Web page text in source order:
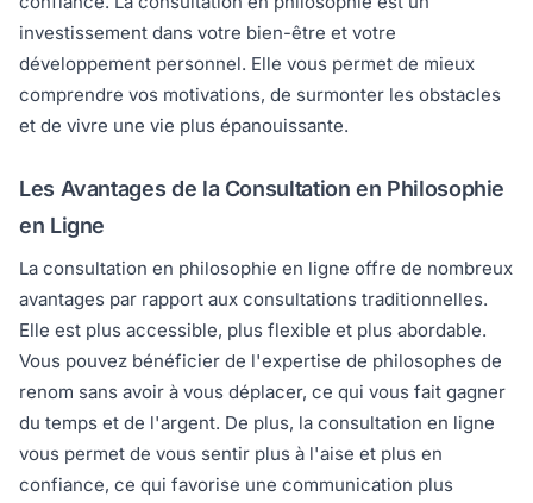
investissement dans votre bien-être et votre
développement personnel. Elle vous permet de mieux
comprendre vos motivations, de surmonter les obstacles
et de vivre une vie plus épanouissante.
Les Avantages de la Consultation en Philosophie
en Ligne
La consultation en philosophie en ligne offre de nombreux
avantages par rapport aux consultations traditionnelles.
Elle est plus accessible, plus flexible et plus abordable.
Vous pouvez bénéficier de l'expertise de philosophes de
renom sans avoir à vous déplacer, ce qui vous fait gagner
du temps et de l'argent. De plus, la consultation en ligne
vous permet de vous sentir plus à l'aise et plus en
confiance, ce qui favorise une communication plus